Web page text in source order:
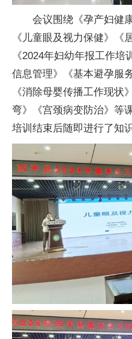
会议围绕《孕产妇健
《儿童眼及视力保健》《
《2024年妇幼年报工作
信息管理》《基本避孕服
《消除母婴传播工作现状
弯》《宫颈病变防治》等
培训结束后随即进行了知